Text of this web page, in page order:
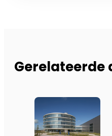
Gerelateerde